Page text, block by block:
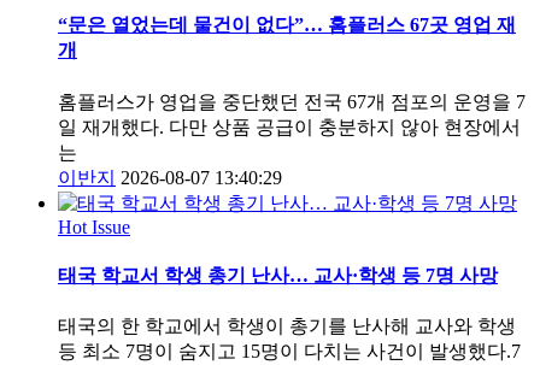
“문은 열었는데 물건이 없다”… 홈플러스 67곳 영업 재
개
홈플러스가 영업을 중단했던 전국 67개 점포의 운영을 7
일 재개했다. 다만 상품 공급이 충분하지 않아 현장에서
는
이반지
2026-08-07 13:40:29
Hot Issue
태국 학교서 학생 총기 난사… 교사·학생 등 7명 사망
태국의 한 학교에서 학생이 총기를 난사해 교사와 학생
등 최소 7명이 숨지고 15명이 다치는 사건이 발생했다.7